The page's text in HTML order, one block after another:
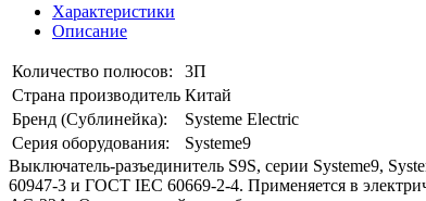
Характеристики
Описание
Количество полюсов:
3П
Страна производитель Китай
Бренд (Сублинейка):
Systeme Electric
Серия оборудования:
Systeme9
Выключатель-разъединитель S9S, серии Systeme9,
60947-3 и ГОСТ IEC 60669-2-4. Применяется в